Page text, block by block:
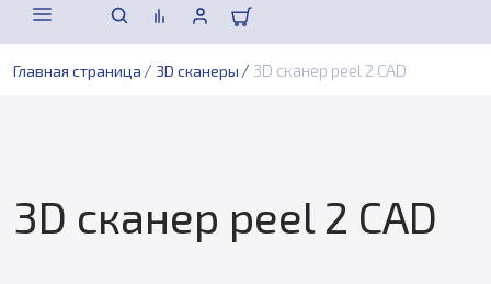
Главная страница / 3D сканеры / 3D сканер peel 2 CAD
3D сканер peel 2 CAD